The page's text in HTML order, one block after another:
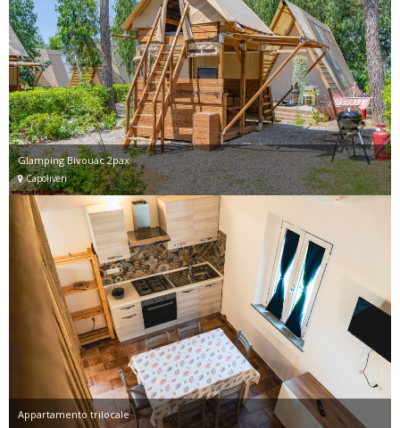
Glamping Bivouac 2pax
Capoliveri
Appartamento trilocale